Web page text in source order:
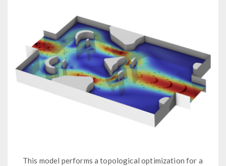
This model performs a topological optimization for a